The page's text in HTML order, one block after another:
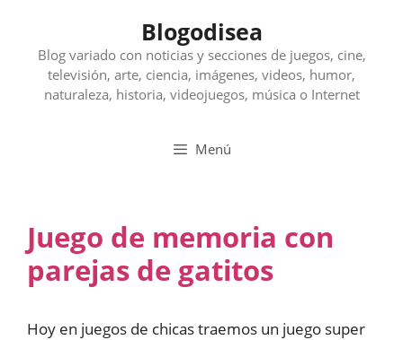
contenido
Blogodisea
Blog variado con noticias y secciones de juegos, cine,
televisión, arte, ciencia, imágenes, videos, humor,
naturaleza, historia, videojuegos, música o Internet
Menú
Juego de memoria con
parejas de gatitos
Hoy en juegos de chicas traemos un juego super